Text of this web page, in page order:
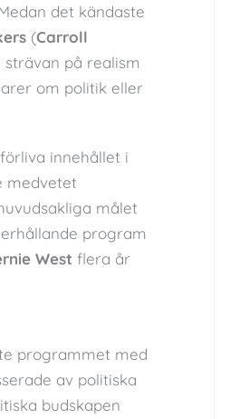
det kändaste
(Carroll
på realism
om politik eller
innehållet i
medvetet
målet
program
West flera år
programmet med
av politiska
budskapen